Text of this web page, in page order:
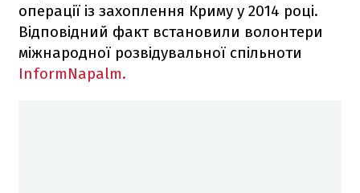
операції із захоплення Криму у 2014 році.
Відповідний факт встановили волонтери
міжнародної розвідувальної спільноти
InformNapalm.